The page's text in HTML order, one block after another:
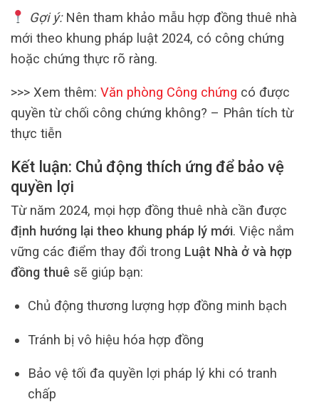
Gợi ý:Nên tham khảo mẫu hợp đồng thuê nhà
mới theo khung pháp luật 2024, có công chứng
hoặc chứng thực rõ ràng.
>>> Xem thêm: Văn phòng Công chứng có được
quyền từ chối công chứng không? – Phân tích từ
thực tiễn
Kết luận: Chủ động thích ứng để bảo vệ
quyền lợi
Từ năm 2024, mọi hợp đồng thuê nhà cần được
định hướng lại theo khung pháp lý mới. Việc nắm
vững các điểm thay đổi trong Luật Nhà ở và hợp
đồng thuê sẽ giúp bạn:
Chủ động thương lượng hợp đồng minh bạch
Tránh bị vô hiệu hóa hợp đồng
Bảo vệ tối đa quyền lợi pháp lý khi có tranh
chấp